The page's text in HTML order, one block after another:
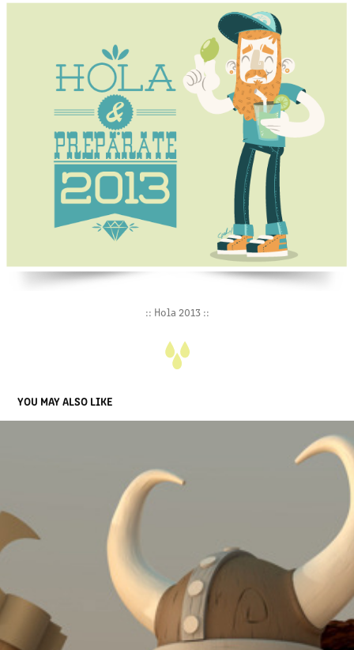
:: Hola 2013 ::
YOU MAY ALSO LIKE
GO VIKINGS